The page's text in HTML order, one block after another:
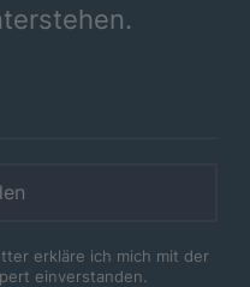
erkläre ich mich mit der
einverstanden.